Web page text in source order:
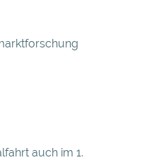
auch im 1.